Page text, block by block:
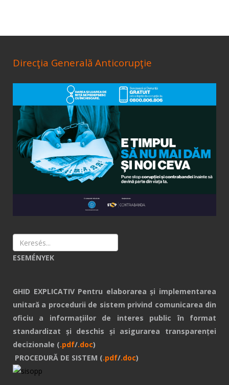
Direcţia Generală Anticorupţie
ESEMÉNYEK
GHID EXPLICATIV Pentru elaborarea și implementarea
unitară a procedurii de sistem privind comunicarea din
oficiu a informațiilor de interes public în format
standardizat și deschis și asigurarea transparenței
decizionale (.pdf/.doc)
PROCEDURĂ DE SISTEM (.pdf/.doc)